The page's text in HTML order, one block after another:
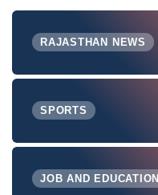
RAJASTHAN NEWS
SPORTS
JOB AND EDUCATION